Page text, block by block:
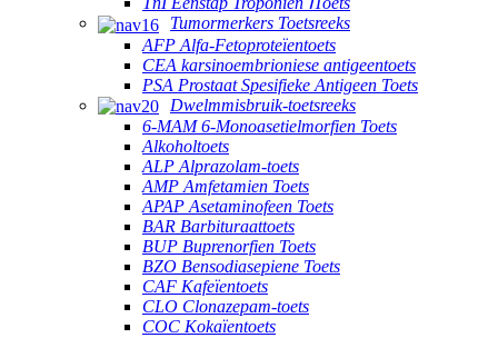
Tumormerkers Toetsreeks
AFP Alfa-Fetoproteïentoets
CEA karsinoembrioniese antigeentoets
PSA Prostaat Spesifieke Antigeen Toets
Dwelmmisbruik-toetsreeks
6-MAM 6-Monoasetielmorfien Toets
Alkoholtoets
ALP Alprazolam-toets
AMP Amfetamien Toets
APAP Asetaminofeen Toets
BAR Barbituraattoets
BUP Buprenorfien Toets
BZO Bensodiasepiene Toets
CAF Kafeïentoets
CLO Clonazepam-toets
COC Kokaïentoets